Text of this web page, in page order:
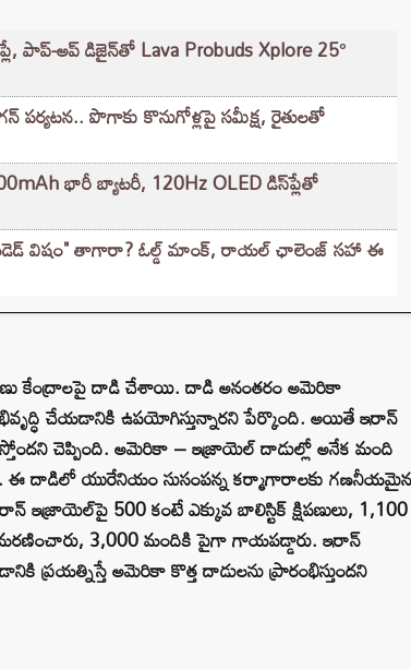
పాప్-అప్ డిజైన్‌తో Lava Probuds Xplore 25°
పర్యటన.. పొగాకు కొనుగోళ్లపై సమీక్ష, రైతులతో
భారీ బ్యాటరీ, 120Hz OLED డిస్‌ప్లేతో
విషం" తాగారా? ఓల్డ్ మాంక్, రాయల్ ఛాలెంజ్‌ సహా ఈ
కేంద్రాలపై దాడి చేశాయి. దాడి అనంతరం అమెరికా
చేయడానికి ఉపయోగిస్తున్నారని పేర్కొంది. అయితే ఇరాన్
చెప్పింది. అమెరికా – ఇజ్రాయెల్ దాడుల్లో అనేక మంది
ఈ దాడిలో యురేనియం సుసంపన్న కర్మాగారాలకు గణనీయమైన
ఇజ్రాయెల్‌పై 500 కంటే ఎక్కువ బాలిస్టిక్ క్షిపణులు, 1,100
3,000 మందికి పైగా గాయపడ్డారు. ఇరాన్
ప్రయత్నిస్తే అమెరికా కొత్త దాడులను ప్రారంభిస్తుందని